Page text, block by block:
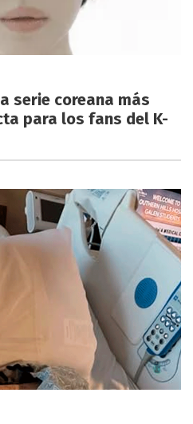
serie coreana más
para los fans del K-